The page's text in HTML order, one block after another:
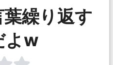
繰り返す
よw